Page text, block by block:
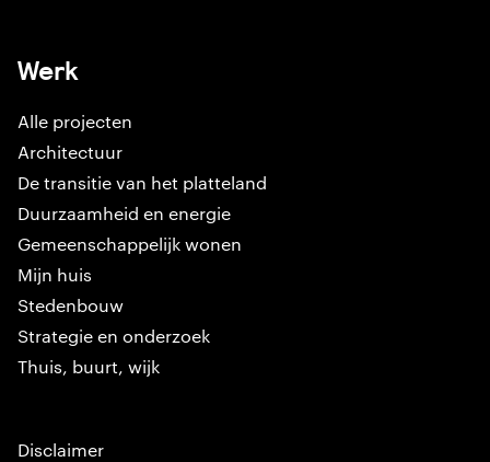
Werk
Alle projecten
Architectuur
De transitie van het platteland
Duurzaamheid en energie
Gemeenschappelijk wonen
Mijn huis
Stedenbouw
Strategie en onderzoek
Thuis, buurt, wijk
Disclaimer